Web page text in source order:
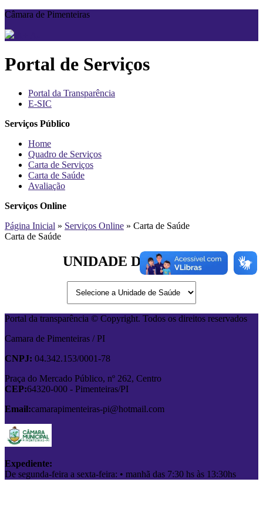
Câmara de Pimenteiras
Portal de Serviços
Portal da Transparência
E-SIC
Serviços Público
Home
Quadro de Serviços
Carta de Serviços
Carta de Saúde
Avaliação
Serviços Online
Página Inicial » Serviços Online » Carta de Saúde
Carta de Saúde
UNIDADE DE SAÚDE
Portal da transparência © Copyright. Todos os direitos reservados
Camara de Pimenteiras / PI
CNPJ: 04.342.153/0001-78
Praça do Mercado Público, nº 262, Centro
CEP:64320-000 - Pimenteiras/PI
Email:camarapimenteiras-pi@hotmail.com
Expediente:
De segunda-feira a sexta-feira: • manhã das 7:30 hs às 13:30hs